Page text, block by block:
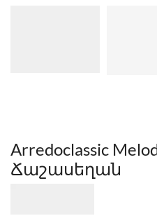
Arredoclassic
Ճաշասեղան